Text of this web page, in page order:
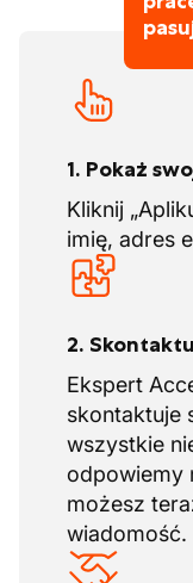
1. Pokaż
Kliknij
imię, adres
2.
Ekspert
skontaktuje
wszystkie
odpowiemy
możesz
wiadomość.